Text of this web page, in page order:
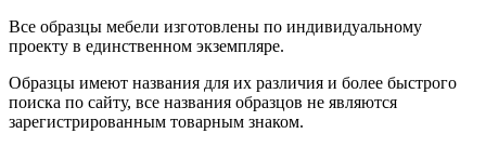
Все образцы мебели изготовлены по индивидуальному
проекту в единственном экземпляре.
Образцы имеют названия для их различия и более быстрого
поиска по сайту, все названия образцов не являются
зарегистрированным товарным знаком.